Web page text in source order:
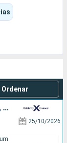
experiencia
de la
descansos
Ordenar
REPÚBLICA DOMINICANA, SAN MARTÍN, ESTADOS UNIDOS
25/10/2026